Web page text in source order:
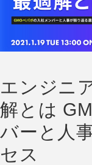
エンジニ
解とは
バーと人
セス